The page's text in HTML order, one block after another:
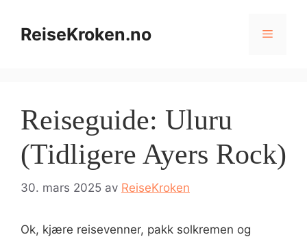
innholdReiseKroken.no Meny
Reiseguide: Uluru
(Tidligere Ayers Rock)
30. mars 2025 av ReiseKroken
Ok, kjære reisevenner, pakk solkremen og